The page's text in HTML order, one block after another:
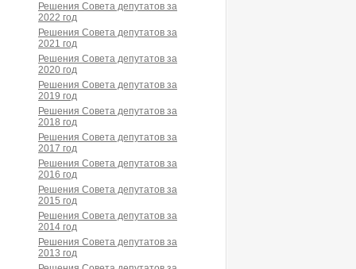
Решения Совета депутатов за
2022 год
Решения Совета депутатов за
2021 год
Решения Совета депутатов за
2020 год
Решения Совета депутатов за
2019 год
Решения Совета депутатов за
2018 год
Решения Совета депутатов за
2017 год
Решения Совета депутатов за
2016 год
Решения Совета депутатов за
2015 год
Решения Совета депутатов за
2014 год
Решения Совета депутатов за
2013 год